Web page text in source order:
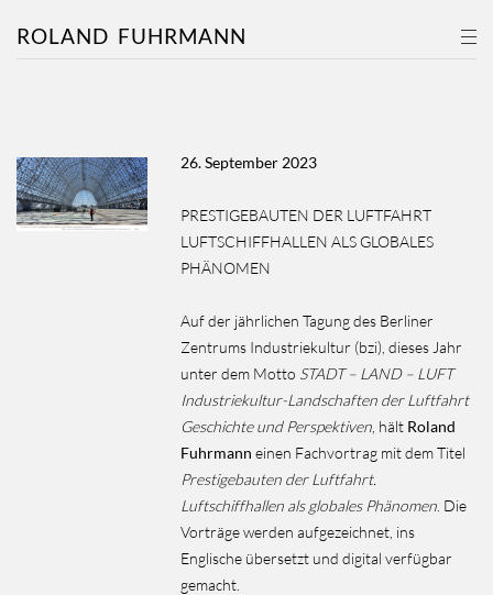
ROLAND FUHRMANN
26. September 2023
PRESTIGEBAUTEN DER LUFTFAHRT
LUFTSCHIFFHALLEN ALS GLOBALES
PHÄNOMEN
Auf der jährlichen Tagung des Berliner
Zentrums Industriekultur (bzi), dieses Jahr
unter dem Motto STADT – LAND – LUFT
Industriekultur-Landschaften der Luftfahrt
Geschichte und Perspektiven , hält Roland
Fuhrmann einen Fachvortrag mit dem Titel
Prestigebauten der Luftfahrt.
Luftschiffhallen als globales Phänomen . Die
Vorträge werden aufgezeichnet, ins
Englische übersetzt und digital verfügbar
gemacht.